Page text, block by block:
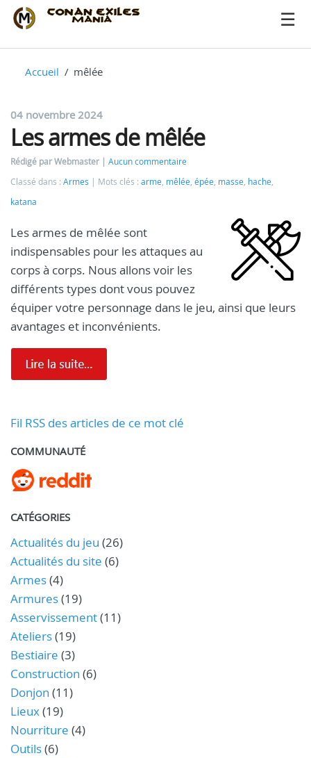
Accueil mêlée
04 novembre 2024
Les armes de mêlée
Rédigé par Webmaster
Aucun commentaire
Classé dans : Armes Mots clés : arme mêlée épée masse hache
katana
Les armes de mêlée sont
indispensables pour les attaques au
corps à corps. Nous allons voir les
différents types dont vous pouvez
équiper votre personnage dans le jeu, ainsi que leurs
avantages et inconvénients.
Fil RSS des articles de ce mot clé
COMMUNAUTÉ
CATÉGORIES
Actualités du jeu (26)
Actualités du site (6)
Armes(4)
Armures(19)
Asservissement(11)
Ateliers(19)
Bestiaire (3)
Construction (6)
Donjon (11)
Lieux(19)
Nourriture (4)
Outils(6)